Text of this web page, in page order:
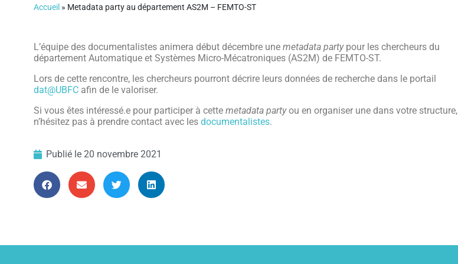
Accueil » Metadata party au département AS2M – FEMTO-ST
L’équipe des documentalistes animera début décembre une metadata partypour les chercheurs du
département Automatique et Systèmes Micro-Mécatroniques (AS2M) de FEMTO-ST.
Lors de cette rencontre, les chercheurs pourront décrire leurs données de recherche dans le portail
dat@UBFC afin de le valoriser.
Si vous êtes intéressé.e pour participer à cette metadata partyou en organiser une dans votre structure,
n’hésitez pas à prendre contact avec les documentalistes.
Publié le 20 novembre 2021